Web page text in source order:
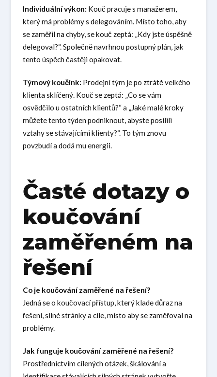
Individuální výkon: Kouč pracuje s manažerem,
který má problémy s delegováním. Místo toho, aby
se zaměřil na chyby, se kouč zeptá: „Kdy jste úspěšně
delegoval?“. Společně navrhnou postupný plán, jak
tento úspěch častěji opakovat.
Týmový koučink: Prodejní tým je po ztrátě velkého
klienta sklíčený. Kouč se zeptá: „Co se vám
osvědčilo u ostatních klientů?“ a „Jaké malé kroky
můžete tento týden podniknout, abyste posílili
vztahy se stávajícími klienty?“. To tým znovu
povzbudí a dodá mu energii.
Časté dotazy o
koučování
zaměřeném na
řešení
Co je koučování zaměřené na řešení?
Jedná se o koučovací přístup, který klade důraz na
řešení, silné stránky a cíle, místo aby se zaměřoval na
problémy.
Jak funguje koučování zaměřené na řešení?
Prostřednictvím cílených otázek, škálování a